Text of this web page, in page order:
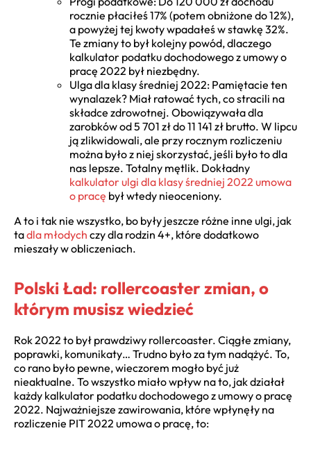
rocznie płaciłeś 17% (potem obniżone do 12%),
a powyżej tej kwoty wpadałeś w stawkę 32%.
Te zmiany to był kolejny powód, dlaczego
kalkulator podatku dochodowego z umowy o
pracę 2022 był niezbędny.
Ulga dla klasy średniej 2022: Pamiętacie ten
wynalazek? Miał ratować tych, co stracili na
składce zdrowotnej. Obowiązywała dla
zarobków od 5 701 zł do 11 141 zł brutto. W lipcu
ją zlikwidowali, ale przy rocznym rozliczeniu
można było z niej skorzystać, jeśli było to dla
nas lepsze. Totalny mętlik. Dokładny
kalkulator ulgi dla klasy średniej 2022 umowa
o pracę był wtedy nieoceniony.
A to i tak nie wszystko, bo były jeszcze różne inne ulgi, jak
tadla młodych czy dla rodzin 4+, które dodatkowo
mieszały w obliczeniach.
Polski Ład: rollercoaster zmian, o
którym musisz wiedzieć
Rok 2022 to był prawdziwy rollercoaster. Ciągłe zmiany,
poprawki, komunikaty… Trudno było za tym nadążyć. To,
co rano było pewne, wieczorem mogło być już
nieaktualne. To wszystko miało wpływ na to, jak działał
każdy kalkulator podatku dochodowego z umowy o pracę
2022. Najważniejsze zawirowania, które wpłynęły na
rozliczenie PIT 2022 umowa o pracę, to: